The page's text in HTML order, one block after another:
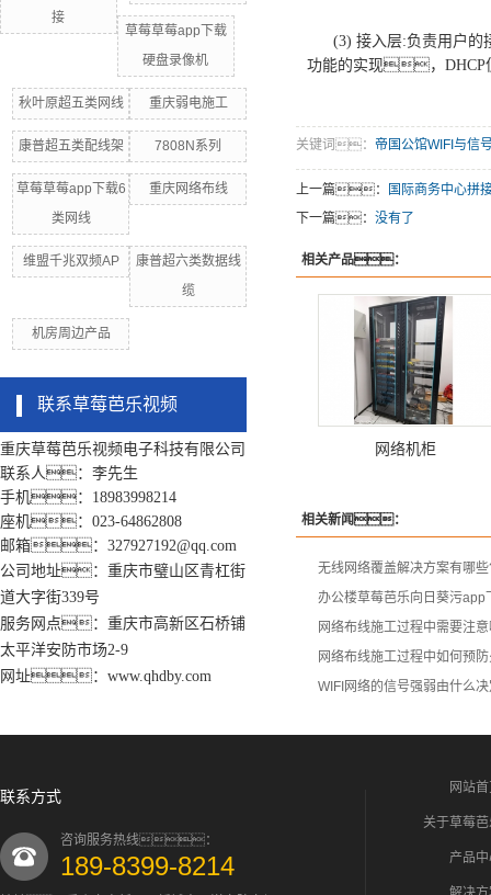
接
草莓草莓app下载
硬盘录像机
秋叶原超五类网线 重庆弱电施工
康普超五类配线架 7808N系列
草莓草莓app下载6
类网线
重庆网络布线
维盟千兆双频AP
康普超六类数据线
缆
机房周边产品
联系草莓芭乐视频
重庆草莓芭乐视频电子科技有限公司
联系人：李先生
手机：18983998214
座机：023-64862808
邮箱：327927192@qq.com
公司地址：重庆市璧山区青杠街
道大字街339号
服务网点：重庆市高新区石桥铺
太平洋安防市场2-9
网址：www.qhdby.com
(3) 接入层:负责用户的
功能的实现，DHCP
关键词： 帝国公馆WIFI与信
上一篇：
国际商务中心拼
下一篇： 没有了
相关产品：
网络机柜
相关新闻：
无线网络覆盖解决方案有哪
办公楼草莓芭乐向日葵污app
网络布线施工过程中需要注
网络布线施工过程中如何预
WIFI网络的信号强弱由什
联系方式
咨询服务热线：
189-8399-8214
网站
关于草莓
产品